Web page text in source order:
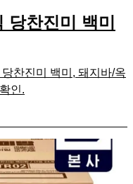
당찬진미 백미
찬진미 백미, 돼지바/옥
인.